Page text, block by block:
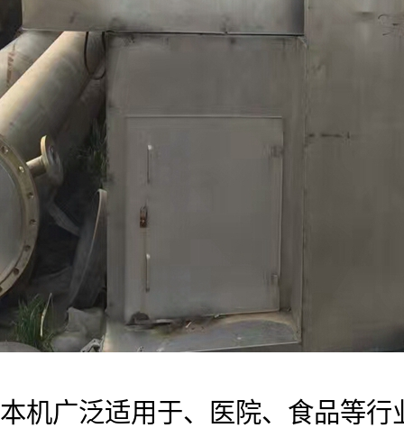
本机广泛适用于、医院、食品等